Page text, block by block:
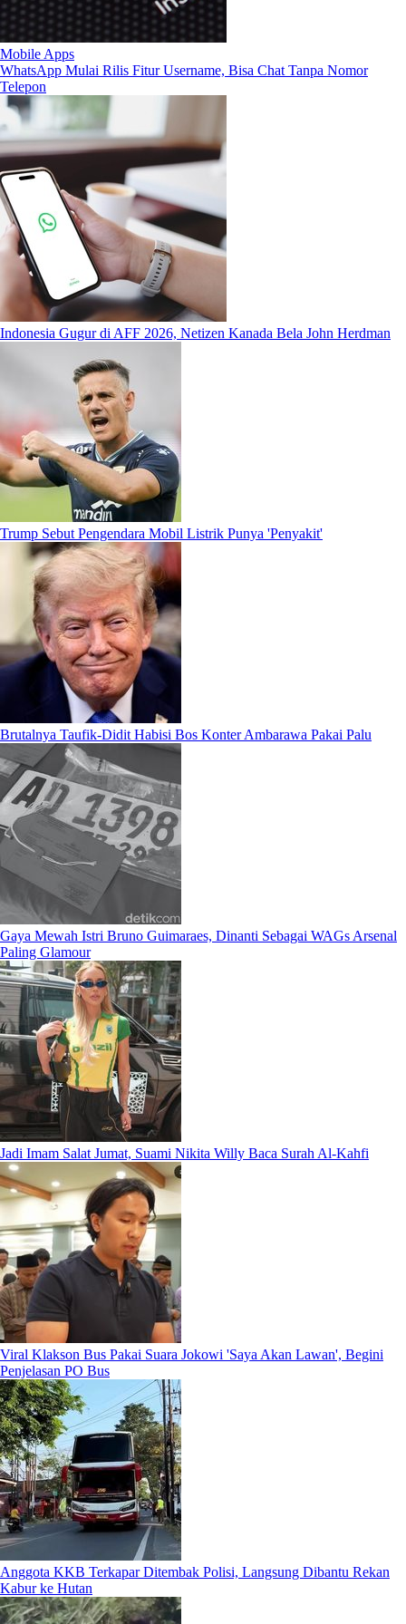
Mobile Apps
WhatsApp Mulai Rilis Fitur Username, Bisa Chat Tanpa Nomor
Telepon
Indonesia Gugur di AFF 2026, Netizen Kanada Bela John Herdman
Trump Sebut Pengendara Mobil Listrik Punya 'Penyakit'
Brutalnya Taufik-Didit Habisi Bos Konter Ambarawa Pakai Palu
Gaya Mewah Istri Bruno Guimaraes, Dinanti Sebagai WAGs Arsenal
Paling Glamour
Jadi Imam Salat Jumat, Suami Nikita Willy Baca Surah Al-Kahfi
Viral Klakson Bus Pakai Suara Jokowi 'Saya Akan Lawan', Begini
Penjelasan PO Bus
Anggota KKB Terkapar Ditembak Polisi, Langsung Dibantu Rekan
Kabur ke Hutan